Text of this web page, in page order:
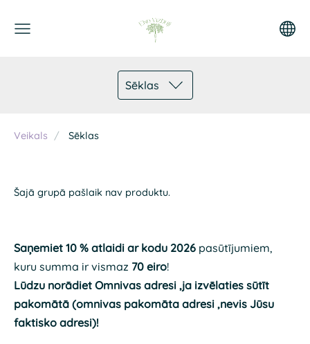
Sēklas
Saņemiet 10 % atlaidi ar kodu 2026 pasūtījumiem,
kuru summa ir vismaz 70 eiro!
Lūdzu norādiet Omnivas adresi ,ja izvēlaties sūtīt
pakomātā (omnivas pakomāta adresi ,nevis Jūsu
faktisko adresi)!
Veikals Sēklas
Šajā grupā pašlaik nav produktu.